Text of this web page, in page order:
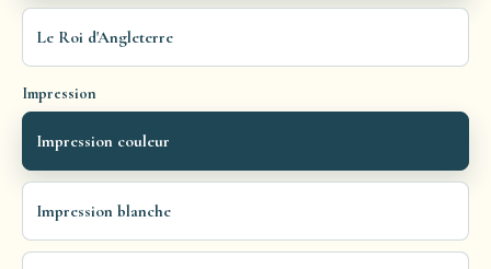
Le Roi d'Angleterre
Impression
Impression couleur
Impression blanche